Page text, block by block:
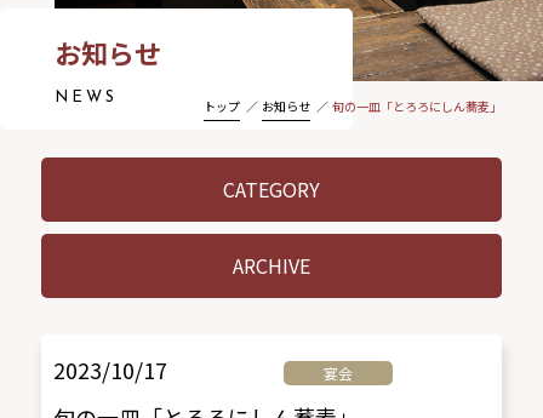
お知らせ
NEWS トップ お知らせ 旬の一皿「とろろにしん蕎麦」
CATEGORY
ARCHIVE
2023/10/17 宴会